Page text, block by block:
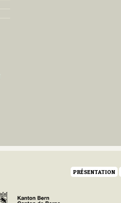
PRÉSENTATION